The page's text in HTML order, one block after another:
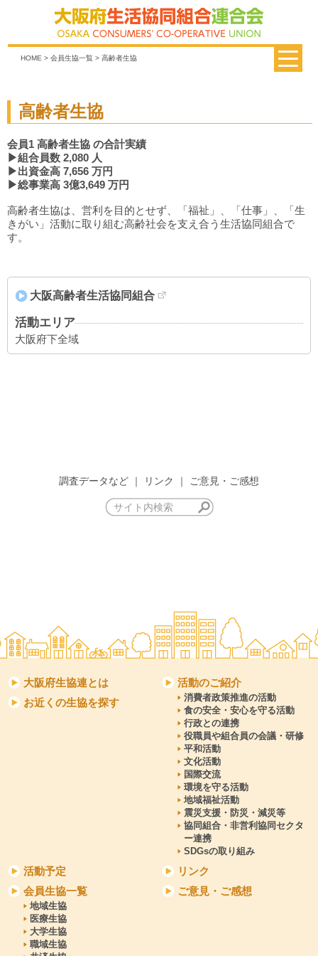
HOME > 会員生協一覧 > 高齢者生協
高齢者生協
会員1 高齢者生協 の合計実績
▶組合員数 2,080 人
▶出資金高 7,656 万円
▶総事業高 3億3,649 万円
高齢者生協は、営利を目的とせず、「福祉」、「仕事」、「生
きがい」活動に取り組む高齢社会を支え合う生活協同組合で
す。
大阪高齢者生活協同組合
活動エリア
大阪府下全域
調査データなど ｜ リンク ｜ ご意見・ご感想
大阪府生協連とは
お近くの生協を探す
活動のご紹介
消費者政策推進の活動
食の安全・安心を守る活動
行政との連携
役職員や組合員の会議・研修
平和活動
文化活動
国際交流
環境を守る活動
地域福祉活動
震災支援・防災・減災等
協同組合・非営利協同セクタ
ー連携
SDGsの取り組み
活動予定
会員生協一覧
地域生協
医療生協
大学生協
職域生協
リンク
ご意見・ご感想